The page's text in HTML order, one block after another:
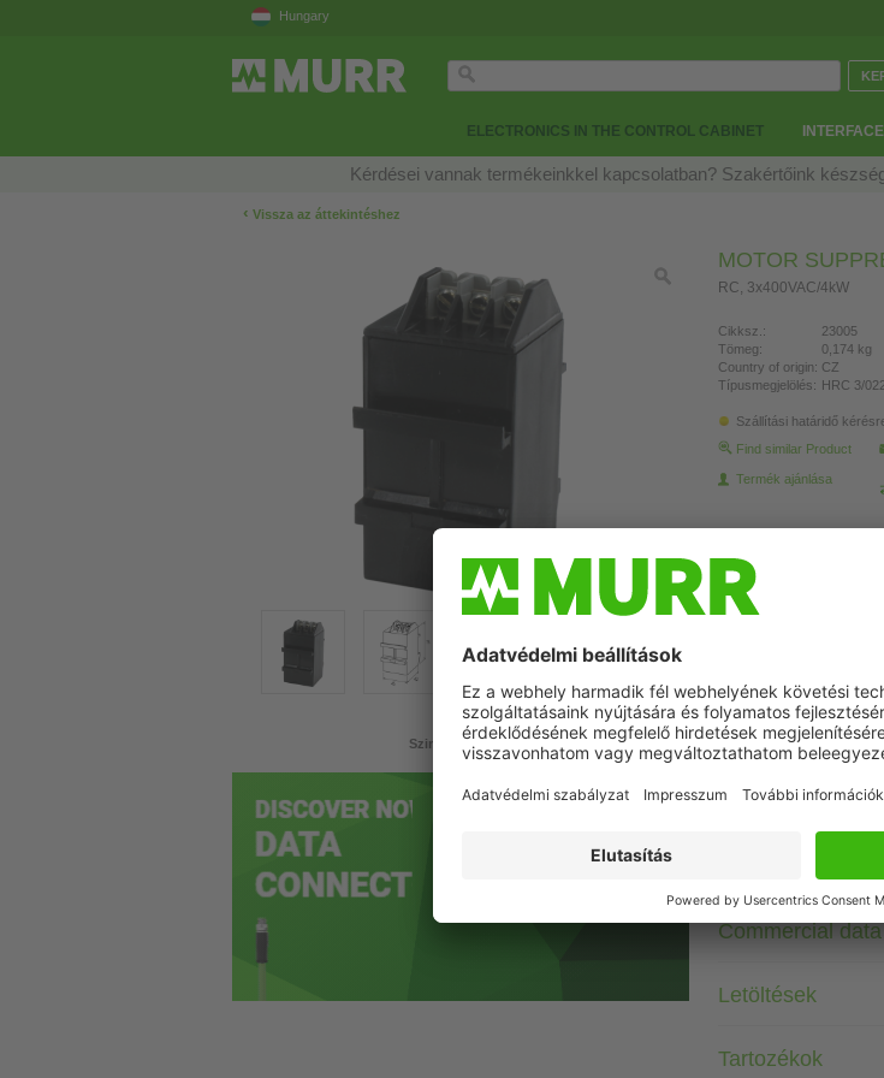
Hungary
ELECTRONICS IN THE CONTROL CABINET
Kérdései vannak termékeinkkel kapcsolatban? Szakértőink
‹ Vissza az áttekintéshez
Szimbolikus kép
MOTOR
RC, 3x400VAC/4kW
Cikksz.:
23005
Tömeg:
0,174 kg
Country of origin: CZ
Típusmegjelölés: HRC 3/
Szállítási határidő
Find similar Product
Termék ajánlása
Leírás
Suppressors for other
suppressors with
Commercial data
Letöltések
Tartozékok